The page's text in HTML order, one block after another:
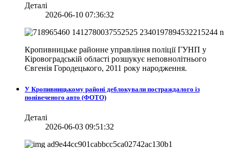
Деталі
2026-06-10 07:36:32
Кропивницьке районне управління поліції ГУНП у
Кіровоградській області розшукує неповнолітнього
Євгенія Городецького, 2011 року народження.
У Кропивницькому районі деблокували постраждалого із
понівеченого авто (ФОТО)
Деталі
2026-06-03 09:51:32